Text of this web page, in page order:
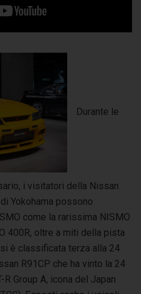
Durante le
i visitatori della Nissan
Yokohama possono
come la rarissima NISMO
400R, oltre a miti della pista
è classificata terza alla 24
R91CP che ha vinto la 24
Group A, icona del Japan